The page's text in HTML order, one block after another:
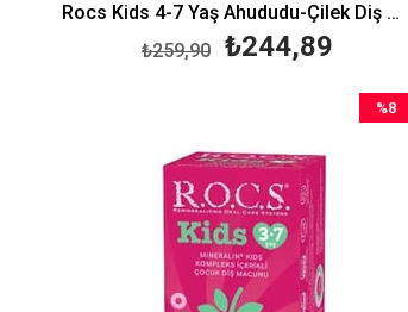
Rocs Kids 4-7 Yaş Ahududu-Çilek Diş Macunu 35 ml
₺244,89
₺259,90
%8